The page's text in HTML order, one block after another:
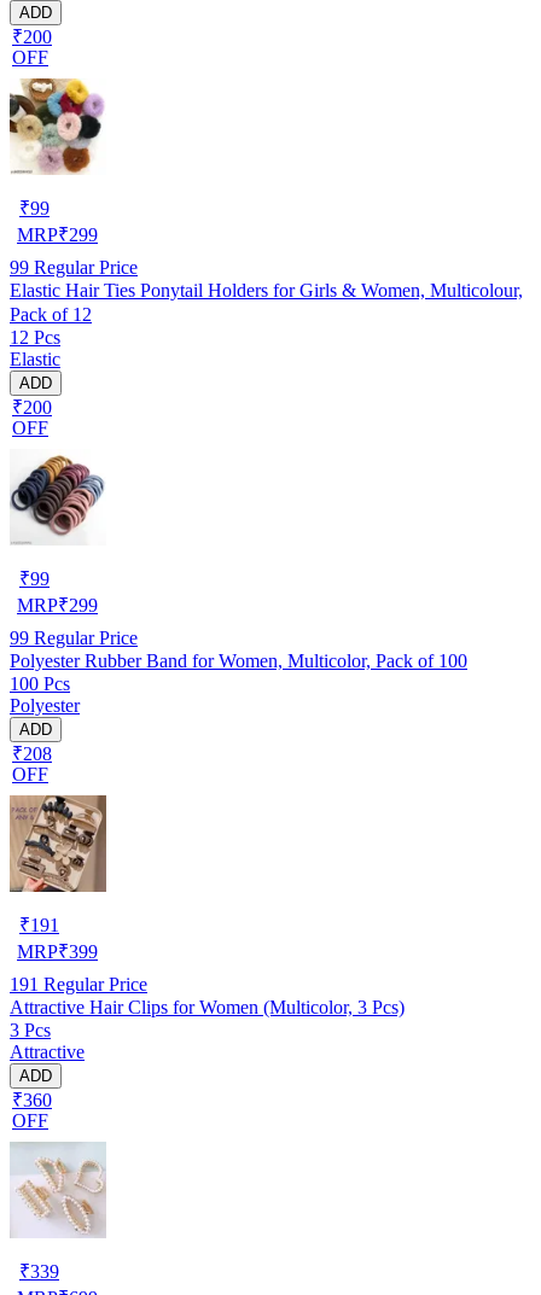
ADD
₹200
OFF
₹99
MRP₹299
99 Regular Price
Elastic Hair Ties Ponytail Holders for Girls & Women, Multicolour,
Pack of 12
12 Pcs
Elastic
ADD
₹200
OFF
₹99
MRP₹299
99 Regular Price
Polyester Rubber Band for Women, Multicolor, Pack of 100
100 Pcs
Polyester
ADD
₹208
OFF
₹191
MRP₹399
191 Regular Price
Attractive Hair Clips for Women (Multicolor, 3 Pcs)
3 Pcs
Attractive
ADD
₹360
OFF
₹339